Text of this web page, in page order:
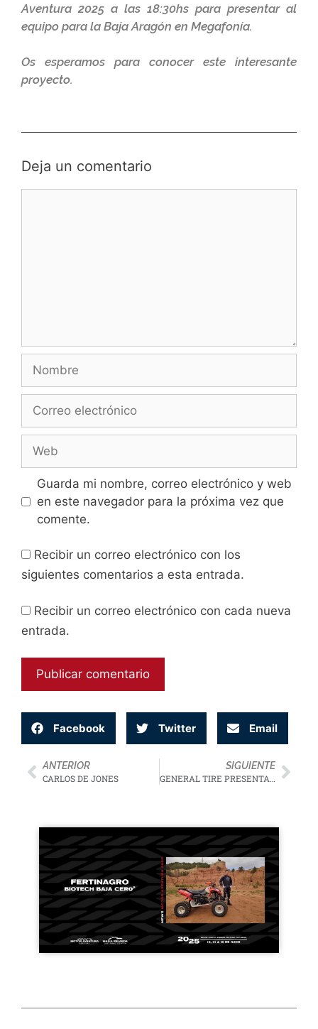
Aventura 2025 a las 18:30hs para presentar al
equipo para la Baja Aragón en Megafonía.
Os esperamos para conocer este interesante
proyecto.
Deja un comentario
Guarda mi nombre, correo electrónico y web
en este navegador para la próxima vez que
comente.
Recibir un correo electrónico con los
siguientes comentarios a esta entrada.
Recibir un correo electrónico con cada nueva
entrada.
Facebook Twitter Email
ANTERIOR
CARLOS DE JONES
SIGUIENTE
GENERAL TIRE PRESENTA SU NUEVO NEUMÁTICO Grabber Cross A/S